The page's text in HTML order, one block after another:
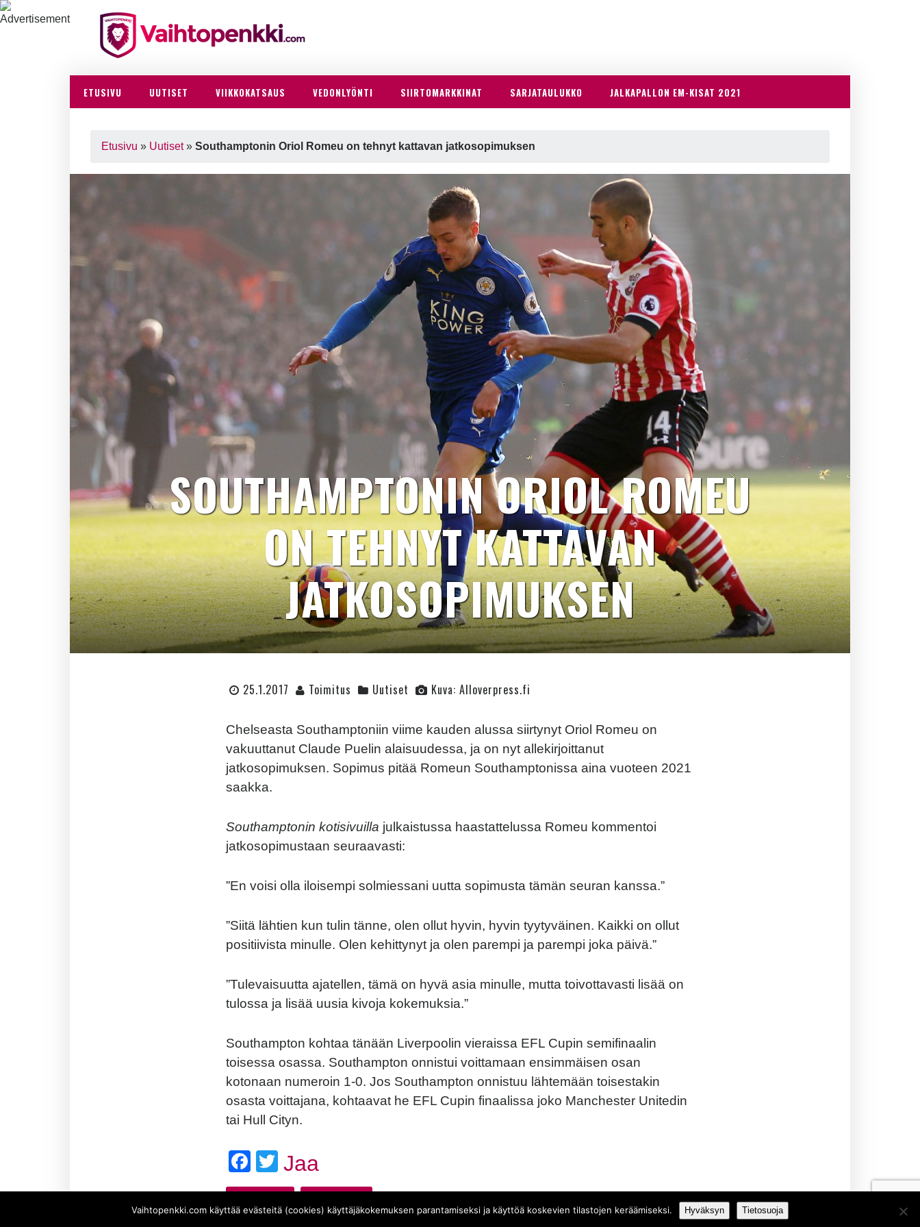
ETUSIVU UUTISET VIIKKOKATSAUS VEDONLYÖNTI SIIRTOMARKKINAT SARJATAULUKKO JALKAPALLON EM-KISAT 2021
Etusivu » Uutiset» Southamptonin Oriol Romeu on tehnyt kattavan jatkosopimuksen
SOUTHAMPTONIN ORIOL ROMEU
ON TEHNYT KATTAVAN
JATKOSOPIMUKSEN
25.1.2017 Toimitus Uutiset Kuva: Alloverpress.fi
Chelseasta Southamptoniin viime kauden alussa siirtynyt Oriol Romeu on
vakuuttanut Claude Puelin alaisuudessa, ja on nyt allekirjoittanut
jatkosopimuksen. Sopimus pitää Romeun Southamptonissa aina vuoteen 2021
saakka.
Southamptonin kotisivuilla julkaistussa haastattelussa Romeu kommentoi
jatkosopimustaan seuraavasti:
”En voisi olla iloisempi solmiessani uutta sopimusta tämän seuran kanssa.”
”Siitä lähtien kun tulin tänne, olen ollut hyvin, hyvin tyytyväinen. Kaikki on ollut
positiivista minulle. Olen kehittynyt ja olen parempi ja parempi joka päivä.”
”Tulevaisuutta ajatellen, tämä on hyvä asia minulle, mutta toivottavasti lisää on
tulossa ja lisää uusia kivoja kokemuksia.”
Southampton kohtaa tänään Liverpoolin vieraissa EFL Cupin semifinaalin
toisessa osassa. Southampton onnistui voittamaan ensimmäisen osan
kotonaan numeroin 1-0. Jos Southampton onnistuu lähtemään toisestakin
osasta voittajana, kohtaavat he EFL Cupin finaalissa joko Manchester Unitedin
tai Hull Cityn.
Facebook
Twitter
Jaa
Vaihtopenkki.com käyttää evästeitä (cookies) käyttäjäkokemuksen parantamiseksi ja käyttöä koskevien tilastojen keräämiseksi. Hyväksyn Tietosuoja